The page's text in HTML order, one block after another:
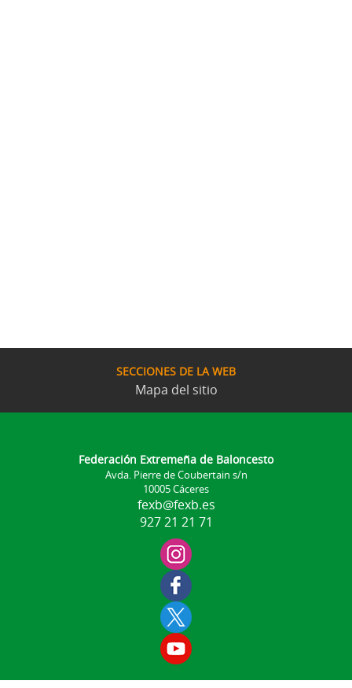
SECCIONES DE LA WEB
Mapa del sitio
Federación Extremeña de Baloncesto
Avda. Pierre de Coubertain s/n
10005 Cáceres
fexb@fexb.es
927 21 21 71